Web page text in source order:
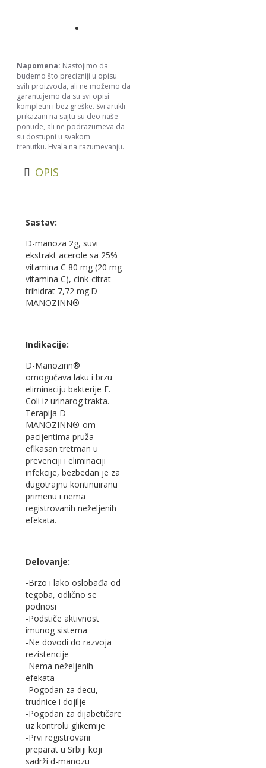
Napomena: Nastojimo da
budemo što precizniji u opisu
svih proizvoda, ali ne možemo da
garantujemo da su svi opisi
kompletni i bez greške. Svi artikli
prikazani na sajtu su deo naše
ponude, ali ne podrazumeva da
su dostupni u svakom
trenutku. Hvala na razumevanju.
OPIS
Sastav:
D-manoza 2g, suvi
ekstrakt acerole sa 25%
vitamina C 80 mg (20 mg
vitamina C), cink-citrat-
trihidrat 7,72 mg.D-
MANOZINN®
Indikacije:
D-Manozinn®
omogućava laku i brzu
eliminaciju bakterije E.
Coli iz urinarog trakta.
Terapija D-
MANOZINN®-om
pacijentima pruža
efikasan tretman u
prevenciji i eliminaciji
infekcije, bezbedan je za
dugotrajnu kontinuiranu
primenu i nema
registrovanih neželjenih
efekata.
Delovanje:
-Brzo i lako oslobađa od
tegoba, odlično se
podnosi
-Podstiče aktivnost
imunog sistema
-Ne dovodi do razvoja
rezistencije
-Nema neželjenih
efekata
-Pogodan za decu,
trudnice i dojilje
-Pogodan za dijabetičare
uz kontrolu glikemije
-Prvi registrovani
preparat u Srbiji koji
sadrži d-manozu